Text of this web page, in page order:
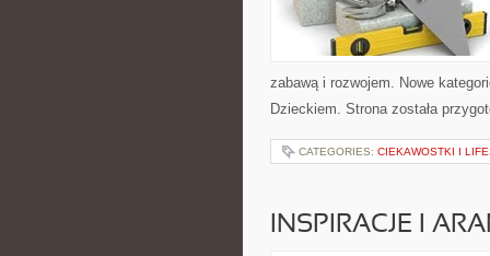
zabawą i rozwojem. Nowe
Dzieckiem. Strona została
CATEGORIES: CIEKAWOSTKI I
INSPIRACJE I